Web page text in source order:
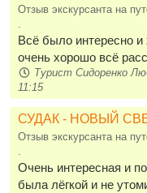
Отзыв экскурсанта на
.
Всё было интересно
очень хорошо всё
Турист Сидоренко
11:15
СУДАК - НОВЫЙ
Отзыв экскурсанта на
.
Очень интересная и
была лёгкой и не